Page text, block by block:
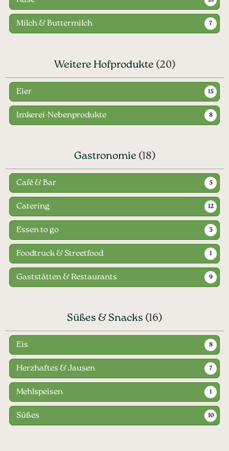
Milch & Buttermilch 7
Weitere Hofprodukte (20)
Eier 15
Imkerei-Nebenprodukte 8
Gastronomie (18)
Café & Bar 5
Catering 12
Essen to go 3
Foodtruck & Streetfood 1
Gaststätten & Restaurants 9
Süßes & Snacks (16)
Eis 8
Herzhaftes & Jausen 7
Mehlspeisen 1
Süßes 10